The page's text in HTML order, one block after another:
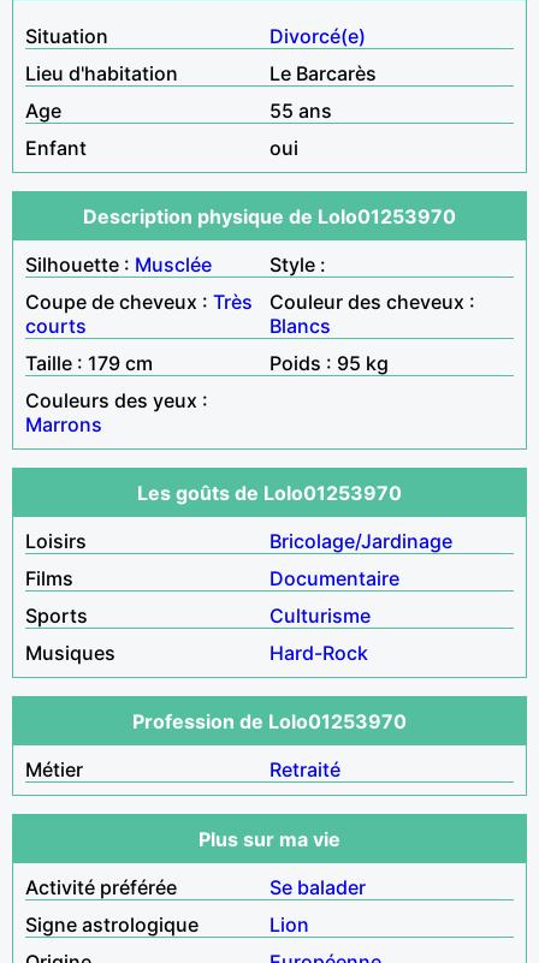
Situation
Divorcé(e)
Lieu d'habitation
Le Barcarès
Age
55 ans
Enfant
oui
Description physique de Lolo01253970
Silhouette : Musclée
Style :
Coupe de cheveux : Très
courts
Couleur des cheveux :
Blancs
Taille : 179 cm
Poids : 95 kg
Couleurs des yeux :
Marrons
Les goûts de Lolo01253970
Loisirs
Bricolage/Jardinage
Films
Documentaire
Sports
Culturisme
Musiques
Hard-Rock
Profession de Lolo01253970
Métier
Retraité
Plus sur ma vie
Activité préférée
Se balader
Signe astrologique
Lion